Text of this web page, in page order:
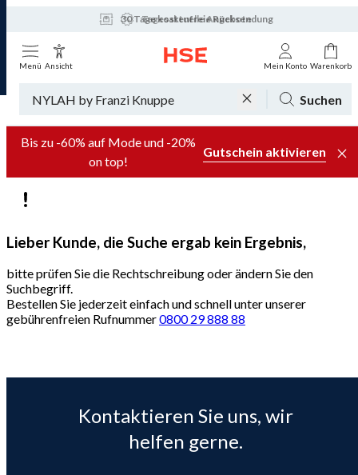
30 Tage kostenfreie Rücksendung
Tagesaktuelle Angebote
Menü Ansicht Mein Konto Warenkorb
Suchen
Bis zu -60% auf Mode und -20%
on top!
Gutschein aktivieren
Lieber Kunde, die Suche ergab kein Ergebnis,
bitte prüfen Sie die Rechtschreibung oder ändern Sie den
Suchbegriff.
Bestellen Sie jederzeit einfach und schnell unter unserer
gebührenfreien Rufnummer0800 29 888 88
Kontaktieren Sie uns, wir
helfen gerne.